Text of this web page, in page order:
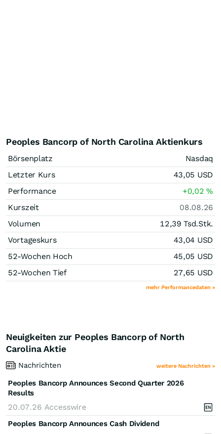
Peoples Bancorp of North Carolina Aktienkurs
Börsenplatz
Nasdaq
Letzter Kurs
43,05 USD
Performance
+0,02%
Kurszeit
08.08.26
Volumen
12,39 Tsd.Stk.
Vortageskurs
43,04 USD
52-Wochen Hoch
45,05 USD
52-Wochen Tief
27,65 USD
mehr Performancedaten »
Neuigkeiten zur Peoples Bancorp of North
Carolina Aktie
Nachrichten weitere Nachrichten »
Peoples Bancorp Announces Second Quarter 2026
Results
20.07.26 Accesswire
Peoples Bancorp Announces Cash Dividend